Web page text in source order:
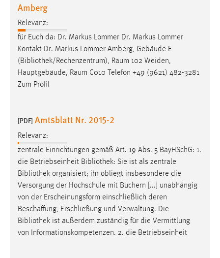
Amberg
Relevanz:
für Euch da: Dr. Markus Lommer Dr. Markus Lommer
Kontakt Dr. Markus Lommer Amberg, Gebäude E
(Bibliothek/Rechenzentrum), Raum 102 Weiden,
Hauptgebäude, Raum C010 Telefon +49 (9621) 482-3281
Zum Profil
[PDF] Amtsblatt Nr. 2015-2
Relevanz:
zentrale Einrichtungen gemäß Art. 19 Abs. 5 BayHSchG: 1.
die Betriebseinheit Bibliothek: Sie ist als zentrale
Bibliothek organisiert; ihr obliegt insbesondere die
Versorgung der Hochschule mit Büchern [...] unabhängig
von der Erscheinungsform einschließlich deren
Beschaffung, Erschließung und Verwaltung. Die
Bibliothek ist außerdem zuständig für die Vermittlung
von Informationskompetenzen. 2. die Betriebseinheit